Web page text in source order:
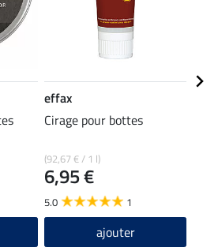
effax
Cirage pour bottes
(92,67 € / 1 l)
6,95 €
5.0 1
ajouter